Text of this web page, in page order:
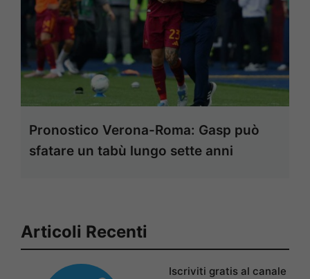
Pronostico Verona-Roma: Gasp può
sfatare un tabù lungo sette anni
Articoli Recenti
Iscriviti gratis al canale